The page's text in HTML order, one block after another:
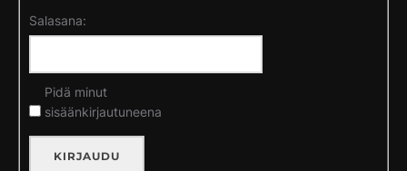
Salasana:
Pidä minut
sisäänkirjautuneena
KIRJAUDU